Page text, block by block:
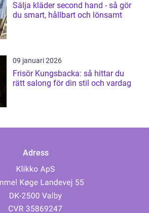
Sälja kläder second hand - så gör
du smart, hållbart och lönsamt
09 januari 2026
Frisör Kungsbacka: så hittar du
rätt salong för din stil och vardag
Adress